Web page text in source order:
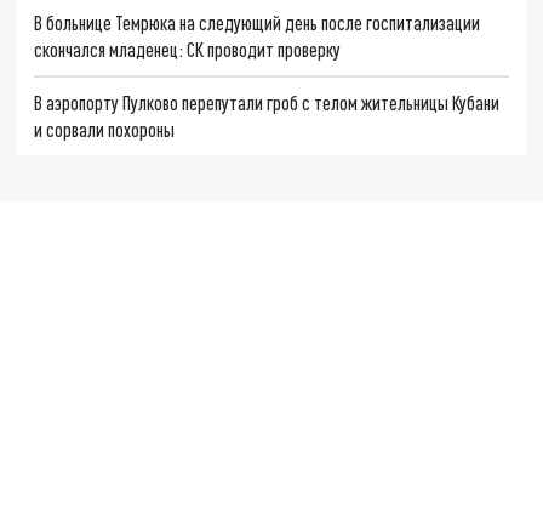
В больнице Темрюка на следующий день после госпитализации
скончался младенец: СК проводит проверку
В аэропорту Пулково перепутали гроб с телом жительницы Кубани
и сорвали похороны